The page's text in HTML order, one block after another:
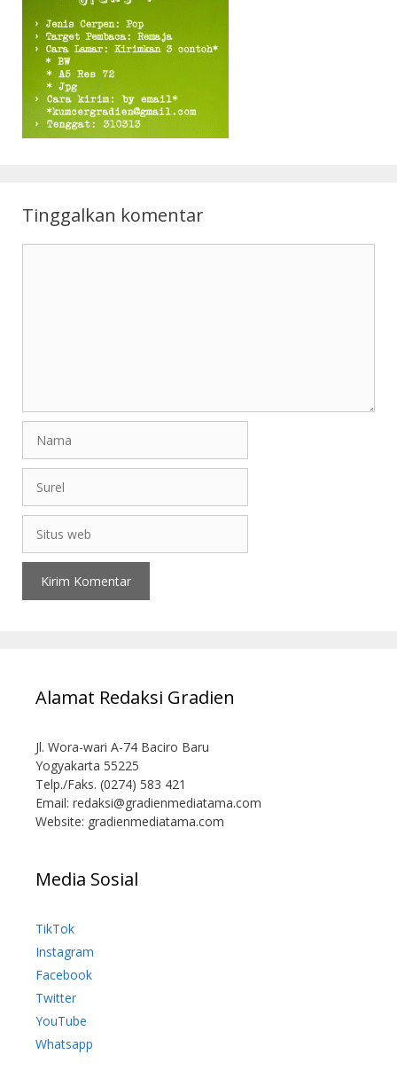
Tinggalkan komentar
Alamat Redaksi Gradien
Jl. Wora-wari A-74 Baciro Baru
Yogyakarta 55225
Telp./Faks. (0274) 583 421
Email: redaksi@gradienmediatama.com
Website: gradienmediatama.com
Media Sosial
TikTok
Instagram
Facebook
Twitter
YouTube
Whatsapp